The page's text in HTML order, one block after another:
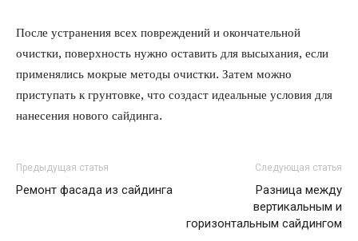
После устранения всех повреждений и окончательной
очистки, поверхность нужно оставить для высыхания, если
применялись мокрые методы очистки. Затем можно
приступать к грунтовке, что создаст идеальные условия для
нанесения нового сайдинга.
Предыдущая статья
Ремонт фасада из сайдинга
Следующая статья
Разница между
вертикальным и
горизонтальным сайдингом